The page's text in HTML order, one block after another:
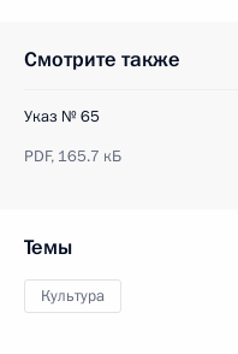
Смотрите также
Указ № 65
PDF, 165.7 кБ
Темы
Культура